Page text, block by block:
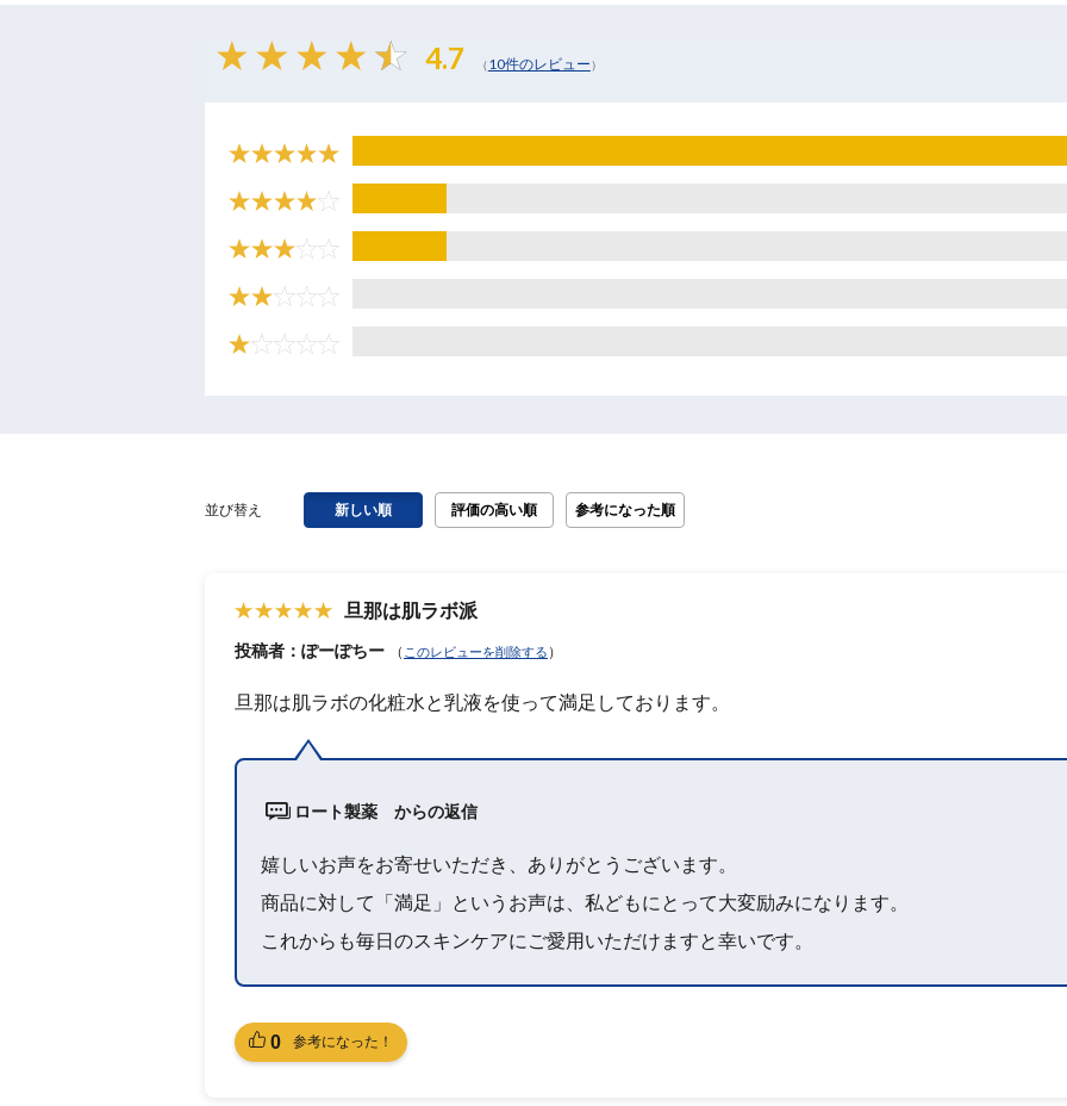
4.7 （10件のレビュー）
並び替え 新しい順 評価の高い順 参考になった順
旦那は肌ラボ派
投稿者：ぽーぽちー （ このレビューを削除する ）
旦那は肌ラボの化粧水と乳液を使って満足しております。
ロート製薬 からの返信
嬉しいお声をお寄せいただき、ありがとうございます。
商品に対して「満足」というお声は、私どもにとって大変励みになります。
これからも毎日のスキンケアにご愛用いただけますと幸いです。
0 参考になった！